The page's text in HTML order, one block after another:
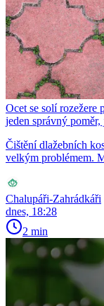
Ocet se solí rozežere
jeden správný
Čištění dlažebních
velkým problémem.
Chalupáři-Zahrádkáři
dnes, 18:28
2 min